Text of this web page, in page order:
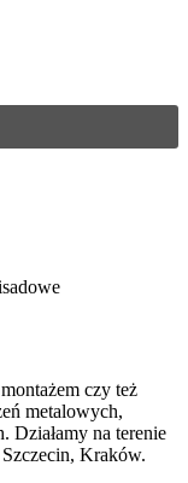
czy też
metalowych,
Działamy na terenie
Kraków.